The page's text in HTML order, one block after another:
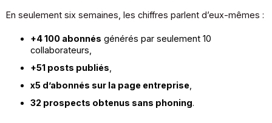
En seulement six semaines, les chiffres parlent d’eux-mêmes :
+4 100 abonnés générés par seulement 10
collaborateurs,
+51 posts publiés
x5 d’abonnés sur la page entreprise
32 prospects obtenus sans phoning.